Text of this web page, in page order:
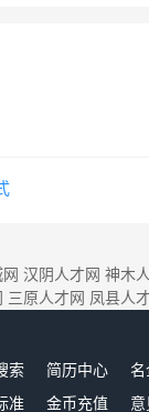
汉阴人才网 神木
三原人才网 凤县人
索 简历中心
准
金币充值 意